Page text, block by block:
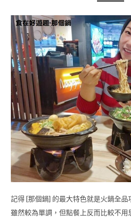
記得 [那個鍋] 的最大特色就是火鍋全
雖然較為單調，但點餐上反而比較不